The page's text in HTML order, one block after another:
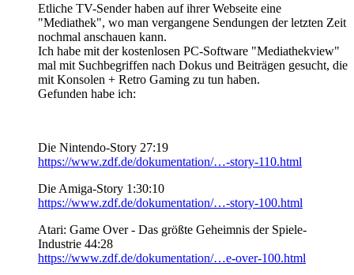
Etliche TV-Sender haben auf ihrer Webseite eine
"Mediathek", wo man vergangene Sendungen der letzten Zeit
nochmal anschauen kann.
Ich habe mit der kostenlosen PC-Software "Mediathekview"
mal mit Suchbegriffen nach Dokus und Beiträgen gesucht, die
mit Konsolen + Retro Gaming zu tun haben.
Gefunden habe ich:
Die Nintendo-Story 27:19
https://www.zdf.de/dokumentation/…-story-110.html
Die Amiga-Story 1:30:10
https://www.zdf.de/dokumentation/…-story-100.html
Atari: Game Over - Das größte Geheimnis der Spiele-
Industrie 44:28
https://www.zdf.de/dokumentation/…e-over-100.html